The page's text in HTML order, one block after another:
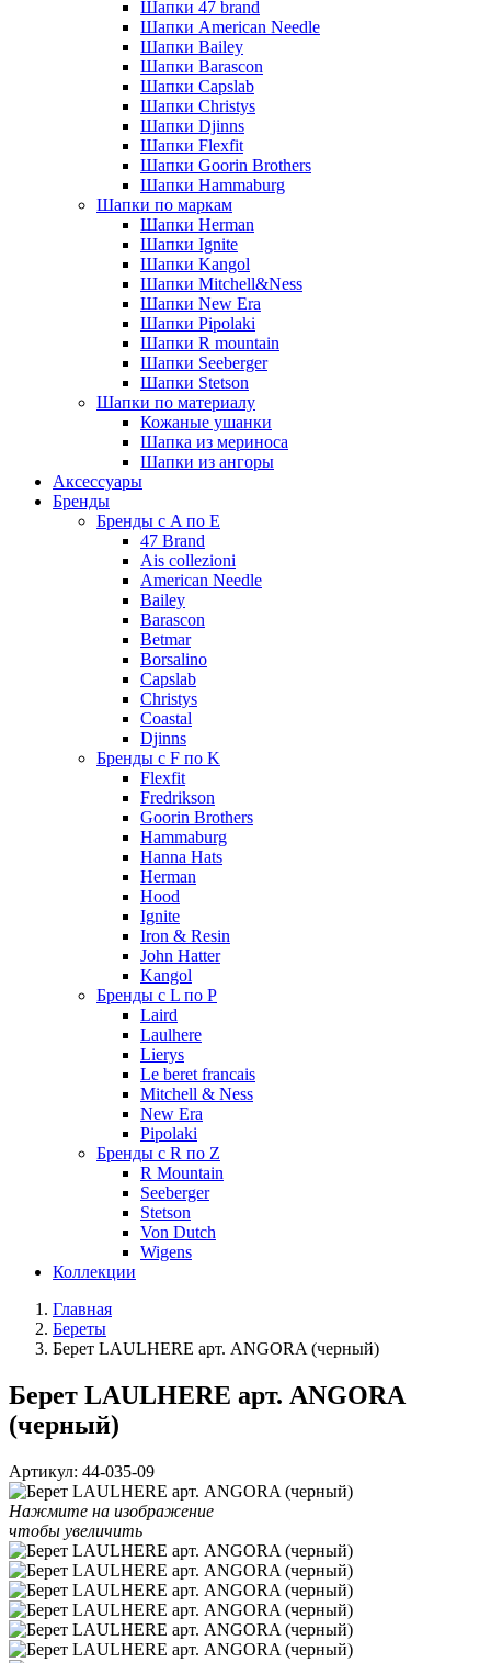
Шапки 47 brand
Шапки American Needle
Шапки Bailey
Шапки Barascon
Шапки Capslab
Шапки Christys
Шапки Djinns
Шапки Flexfit
Шапки Goorin Brothers
Шапки Hammaburg
Шапки по маркам
Шапки Herman
Шапки Ignite
Шапки Kangol
Шапки Mitchell&Ness
Шапки New Era
Шапки Pipolaki
Шапки R mountain
Шапки Seeberger
Шапки Stetson
Шапки по материалу
Кожаные ушанки
Шапка из мериноса
Шапки из ангоры
Аксессуары
Бренды
Бренды с A по E
47 Brand
Ais collezioni
American Needle
Bailey
Barascon
Betmar
Borsalino
Capslab
Christys
Coastal
Djinns
Бренды с F по K
Flexfit
Fredrikson
Goorin Brothers
Hammaburg
Hanna Hats
Herman
Hood
Ignite
Iron & Resin
John Hatter
Kangol
Бренды с L по P
Laird
Laulhere
Lierys
Le beret francais
Mitchell & Ness
New Era
Pipolaki
Бренды с R по Z
R Mountain
Seeberger
Stetson
Von Dutch
Wigens
Коллекции
Главная
Береты
Берет LAULHERE арт. ANGORA (черный)
Берет LAULHERE арт. ANGORA
(черный)
Артикул: 44-035-09
Нажмите на изображение
чтобы увеличить